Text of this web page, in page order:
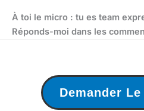
À toi le micro : tu es team
Réponds-moi dans les
Demander